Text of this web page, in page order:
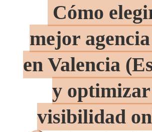
Cómo
mejor
en Valencia
y
visibilidad